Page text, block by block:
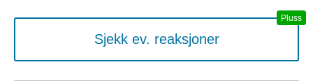
Sjekk ev. reaksjoner